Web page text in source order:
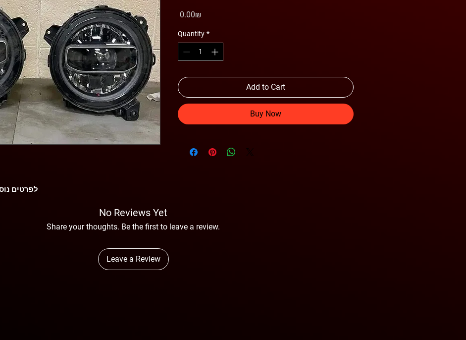
לפרטים
‏0.00 ‏₪Price
Quantity *
Add to Cart
Buy Now
No Reviews Yet
Share your thoughts. Be the first to leave a review.
Leave a Review